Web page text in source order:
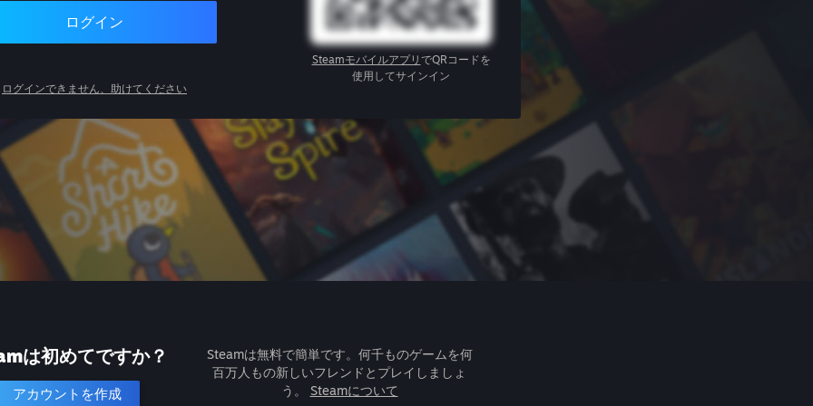
ログイン
ログインできません、助けてください
Steamモバイルアプリ でQRコードを
使用してサインイン
は初めてですか？
アカウントを作成
Steamは無料で簡単です。何千ものゲームを何
百万人もの新しいフレンドとプレイしましょ
う。 Steamについて